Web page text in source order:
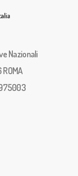
Nazionali